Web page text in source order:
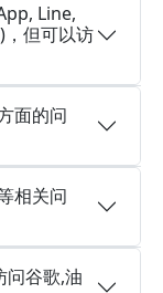
Line,
但可以访
面的问
相关问
问谷歌,油